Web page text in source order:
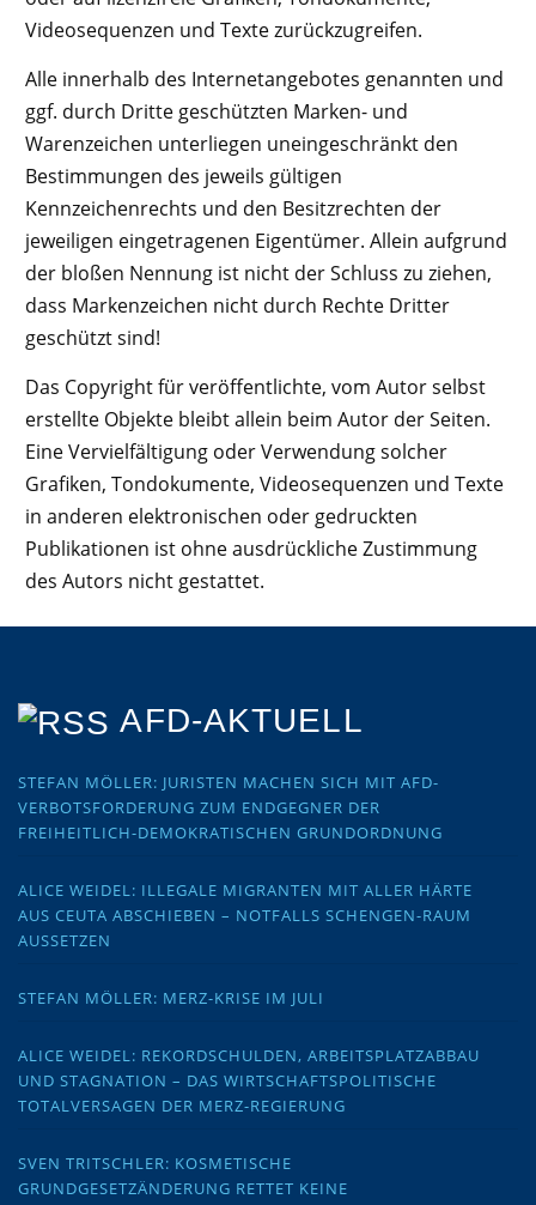
Videosequenzen und Texte zurückzugreifen.
Alle innerhalb des Internetangebotes genannten und
ggf. durch Dritte geschützten Marken- und
Warenzeichen unterliegen uneingeschränkt den
Bestimmungen des jeweils gültigen
Kennzeichenrechts und den Besitzrechten der
jeweiligen eingetragenen Eigentümer. Allein aufgrund
der bloßen Nennung ist nicht der Schluss zu ziehen,
dass Markenzeichen nicht durch Rechte Dritter
geschützt sind!
Das Copyright für veröffentlichte, vom Autor selbst
erstellte Objekte bleibt allein beim Autor der Seiten.
Eine Vervielfältigung oder Verwendung solcher
Grafiken, Tondokumente, Videosequenzen und Texte
in anderen elektronischen oder gedruckten
Publikationen ist ohne ausdrückliche Zustimmung
des Autors nicht gestattet.
AFD-AKTUELL
STEFAN MÖLLER: JURISTEN MACHEN SICH MIT AFD-
VERBOTSFORDERUNG ZUM ENDGEGNER DER
FREIHEITLICH-DEMOKRATISCHEN GRUNDORDNUNG
ALICE WEIDEL: ILLEGALE MIGRANTEN MIT ALLER HÄRTE
AUS CEUTA ABSCHIEBEN – NOTFALLS SCHENGEN-RAUM
AUSSETZEN
STEFAN MÖLLER: MERZ-KRISE IM JULI
ALICE WEIDEL: REKORDSCHULDEN, ARBEITSPLATZABBAU
UND STAGNATION – DAS WIRTSCHAFTSPOLITISCHE
TOTALVERSAGEN DER MERZ-REGIERUNG
SVEN TRITSCHLER: KOSMETISCHE
GRUNDGESETZÄNDERUNG RETTET KEINE